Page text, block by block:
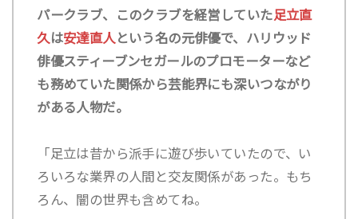
パークラブ、このクラブを経営していた足立直
久は安達直人 という名の元俳優で、ハリウッド
俳優スティーブンセガールのプロモーターなど
も務めていた関係から芸能界にも深いつながり
がある人物だ。
「足立は昔から派手に遊び歩いていたので、い
ろいろな業界の人間と交友関係があった。もち
ろん、闇の世界も含めてね。